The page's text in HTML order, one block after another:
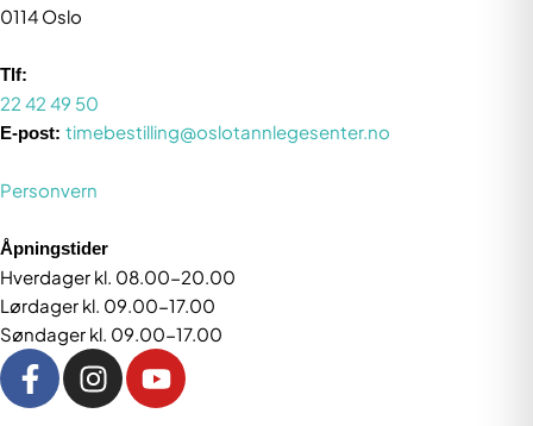
0114 Oslo
Tlf:
22 42 49 50
E-post: timebestilling@oslotannlegesenter.no
Personvern
Åpningstider
Hverdager kl. 08.00-20.00
Lørdager kl. 09.00-17.00
Søndager kl. 09.00-17.00